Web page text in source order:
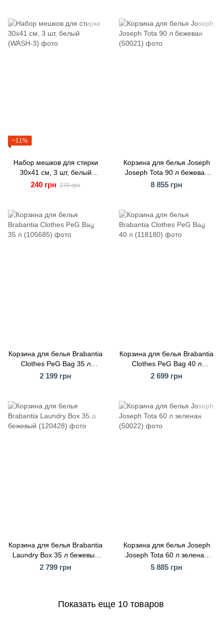
−11%
Набор мешков для стирки
30х41 см, 3 шт, белый
(WASH-3)
240 грн 270 грн
Корзина для белья Joseph
Joseph Tota 90 л бежевая
(50021)
8 855 грн
Корзина для белья Brabantia
Clothes PeG Bag 35 л
(105685)
2 199 грн
Корзина для белья Brabantia
Clothes PeG Bag 40 л
(118180)
2 699 грн
Корзина для белья Brabantia
Laundry Box 35 л бежевый
(120428)
2 799 грн
Корзина для белья Joseph
Joseph Tota 60 л зеленая
(50022)
5 885 грн
Показать еще 10 товаров